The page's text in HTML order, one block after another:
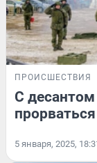
ПРОИСШЕСТВИЯ
С
5 января, 2025,